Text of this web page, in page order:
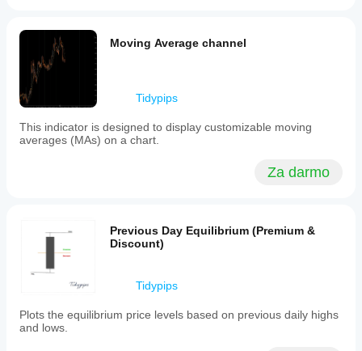
Moving Average channel
Tidypips
This indicator is designed to display customizable moving
averages (MAs) on a chart.
Za darmo
Previous Day Equilibrium (Premium &
Discount)
Tidypips
Plots the equilibrium price levels based on previous daily highs
and lows.